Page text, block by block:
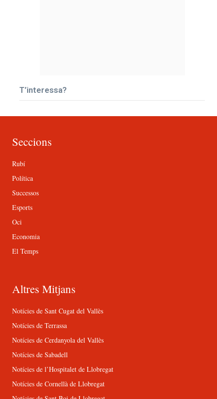
T’interessa?
Seccions
Rubí
Política
Successos
Esports
Oci
Economia
El Temps
Altres Mitjans
Notícies de Sant Cugat del Vallès
Notícies de Terrassa
Notícies de Cerdanyola del Vallès
Notícies de Sabadell
Notícies de l’Hospitalet de Llobregat
Notícies de Cornellà de Llobregat